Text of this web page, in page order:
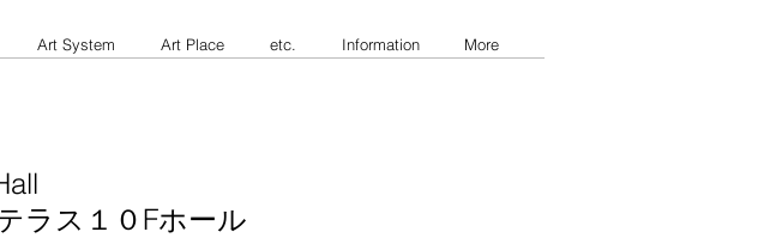
Art System Art Place etc. Information More
ラス１０Fホール